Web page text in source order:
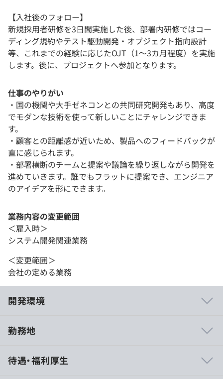
【入社後のフォロー】
新規採用者研修を3日間実施した後、部署内研修ではコー
ディング規約やテスト駆動開発・オブジェクト指向設計
等、これまでの経験に応じたOJT（1～3カ月程度）を実施
します。後に、プロジェクトへ参加となります。
仕事のやりがい
・国の機関や大手ゼネコンとの共同研究開発もあり、高度
でモダンな技術を使って新しいことにチャレンジできま
す。
・顧客との距離感が近いため、製品へのフィードバックが
直に感じられます。
・部署横断のチームと提案や議論を繰り返しながら開発を
進めていきます。誰でもフラットに提案でき、エンジニア
のアイデアを形にできます。
業務内容の変更範囲
＜雇入時＞
システム開発関連業務
＜変更範囲＞
会社の定める業務
開発環境
わたしたちの生活に必要不可欠な建設業界ですが、働き方
勤務地
待遇・福利厚生